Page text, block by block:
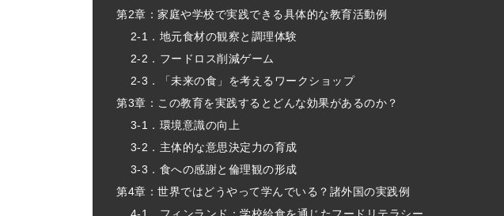
第2章：家庭や学校で実践できる具体的な教育活動例
2-1．地元食材の観察と調理体験
2-2．フードロス削減ゲーム
2-3．「未来の食」を考えるワークショップ
第3章：この教育を実践するとどんな効果があるのか？
3-1．環境意識の向上
3-2．主体的な意思決定力の育成
3-3．食への感謝と倫理観の形成
第4章：世界ではどうやって学んでいる？諸外国の実践例
4-1．フィンランド：学校給食を通じたフードリテラシー